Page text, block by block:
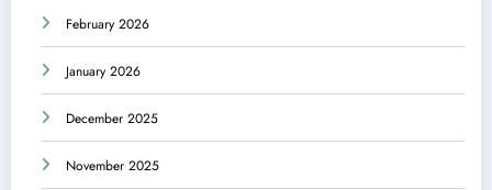
February 2026
January 2026
December 2025
November 2025